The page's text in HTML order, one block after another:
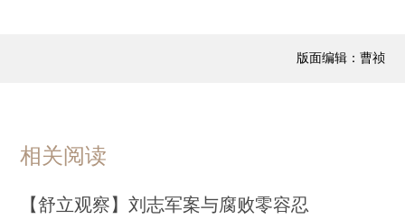
版面编辑：曹祯
相关阅读
【舒立观察】刘志军案与腐败零容忍